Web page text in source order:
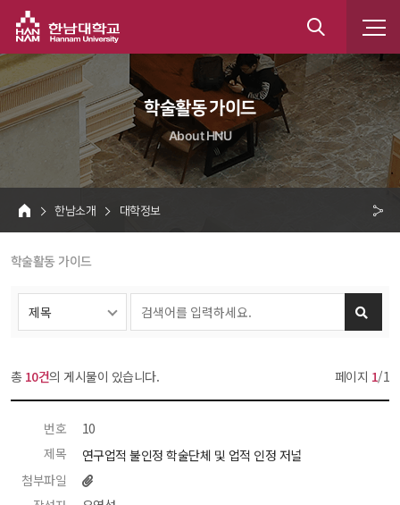
통
합
검
색
학술활동 가이드
About HNU
HOME
한남소개 대학정보
학술활동 가이드
총 10건의 게시물이 있습니다. 페이지 1/1
번호
10
제목
연구업적 불인정 학술단체 및 업적 인정 저널
첨부파일